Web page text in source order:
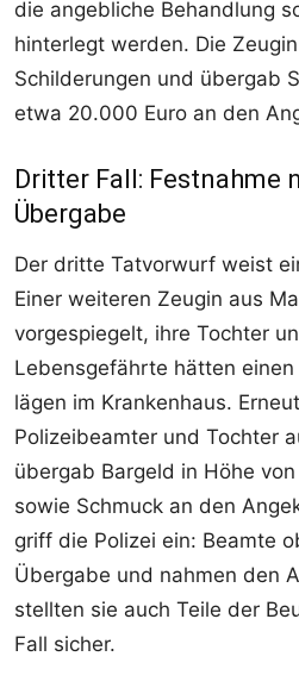
die angebliche Behandlung
hinterlegt werden. Die
Schilderungen und übergab
etwa 20.000 Euro an den
Dritter Fall: Festnahme
Übergabe
Der dritte Tatvorwurf weist
Einer weiteren Zeugin aus
vorgespiegelt, ihre Tochter
Lebensgefährte hätten
lägen im Krankenhaus.
Polizeibeamter und Tochter
übergab Bargeld in Höhe
sowie Schmuck an den
griff die Polizei ein: Beamte
Übergabe und nahmen den
stellten sie auch Teile der
Fall sicher.